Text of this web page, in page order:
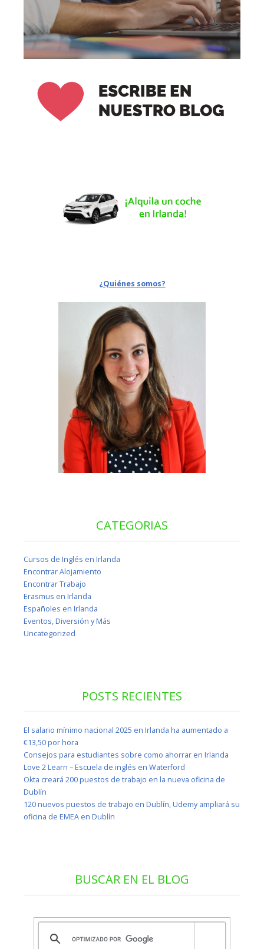
¿Quiénes somos?
CATEGORIAS
Cursos de Inglés en Irlanda
Encontrar Alojamiento
Encontrar Trabajo
Erasmus en Irlanda
Españoles en Irlanda
Eventos, Diversión y Más
Uncategorized
POSTS RECIENTES
El salario mínimo nacional 2025 en Irlanda ha aumentado a
€13,50 por hora
Consejos para estudiantes sobre como ahorrar en Irlanda
Love 2 Learn – Escuela de inglés en Waterford
Okta creará 200 puestos de trabajo en la nueva oficina de
Dublín
120 nuevos puestos de trabajo en Dublín, Udemy ampliará su
oficina de EMEA en Dublín
BUSCAR EN EL BLOG